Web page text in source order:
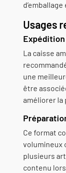
d’emballage
Usages
La caisse
une
être
améliorer la
Ce format
volumineux
plusieurs
contenu